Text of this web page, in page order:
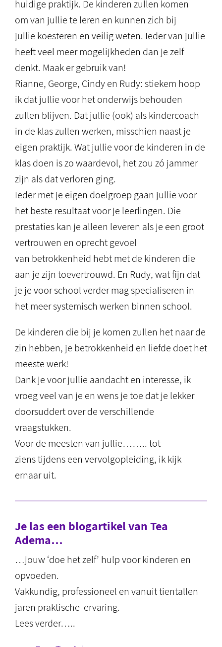
huidige praktijk. De kinderen zullen komen
om van jullie te leren en kunnen zich bij
jullie koesteren en veilig weten. Ieder van jullie
heeft veel meer mogelijkheden dan je zelf
denkt. Maak er gebruik van!
Rianne, George, Cindy en Rudy: stiekem hoop
ik dat jullie voor het onderwijs behouden
zullen blijven. Dat jullie (ook) als kindercoach
in de klas zullen werken, misschien naast je
eigen praktijk. Wat jullie voor de kinderen in de
klas doen is zo waardevol, het zou zó jammer
zijn als dat verloren ging.
Ieder met je eigen doelgroep gaan jullie voor
het beste resultaat voor je leerlingen. Die
prestaties kan je alleen leveren als je een groot
vertrouwen en oprecht gevoel
van betrokkenheid hebt met de kinderen die
aan je zijn toevertrouwd. En Rudy, wat fijn dat
je je voor school verder mag specialiseren in
het meer systemisch werken binnen school.
De kinderen die bij je komen zullen het naar de
zin hebben, je betrokkenheid en liefde doet het
meeste werk!
Dank je voor jullie aandacht en interesse, ik
vroeg veel van je en wens je toe dat je lekker
doorsuddert over de verschillende
vraagstukken.
Voor de meesten van jullie…….. tot
ziens tijdens een vervolgopleiding, ik kijk
ernaar uit.
Je las een blogartikel van Tea
Adema…
…jouw ‘doe het zelf’ hulp voor kinderen en
opvoeden.
Vakkundig, professioneel en vanuit tientallen
jaren praktische ervaring.
Lees verder…..